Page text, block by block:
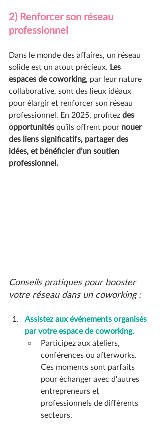
2) Renforcer son réseau
professionnel
Dans le monde des affaires, un réseau
solide est un atout précieux. Les
espaces de coworking, par leur nature
collaborative, sont des lieux idéaux
pour élargir et renforcer son réseau
professionnel. En 2025, profitez des
opportunités qu’ils offrent pour nouer
des liens significatifs, partager des
idées, et bénéficier d’un soutien
professionnel.
Conseils pratiques pour booster
votre réseau dans un coworking :
Assistez aux événements organisés
par votre espace de coworking.
Participez aux ateliers,
conférences ou afterworks.
Ces moments sont parfaits
pour échanger avec d'autres
entrepreneurs et
professionnels de différents
secteurs.